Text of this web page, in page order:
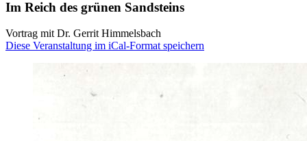
Im Reich des grünen Sandsteins
Vortrag mit Dr. Gerrit Himmelsbach
Diese Veranstaltung im iCal-Format speichern